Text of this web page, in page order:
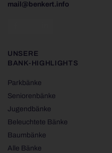
mail@benkert.info
UNSERE
BANK-HIGHLIGHTS
Parkbänke
Seniorenbänke
Jugendbänke
Beleuchtete Bänke
Baumbänke
Alle Bänke